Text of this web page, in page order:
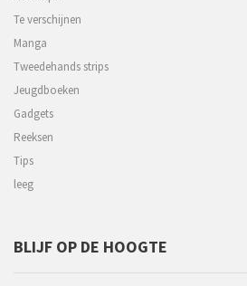
Te verschijnen
Manga
Tweedehands strips
Jeugdboeken
Gadgets
Reeksen
Tips
leeg
BLIJF OP DE HOOGTE